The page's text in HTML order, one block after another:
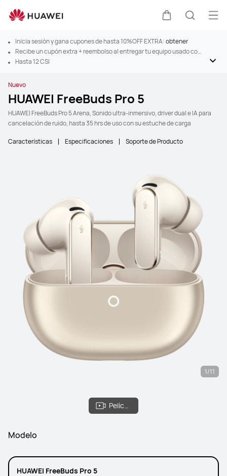
Inicia sesión y gana cupones de hasta 10%OFF EXTRA:obtener
Recibe un cupón extra + reembolso al entregar tu equipo usado con
Trade-In
Hasta 12 CSI
Nuevo
HUAWEI FreeBuds Pro 5
HUAWEI FreeBuds Pro 5 Arena, Sonido ultra-inmersivo, driver dual e IA para
cancelación de ruido, hasta 35 hrs de uso con su estuche de carga
Características Especificaciones Soporte de Producto
Película
1/11
Modelo
HUAWEI FreeBuds Pro 5